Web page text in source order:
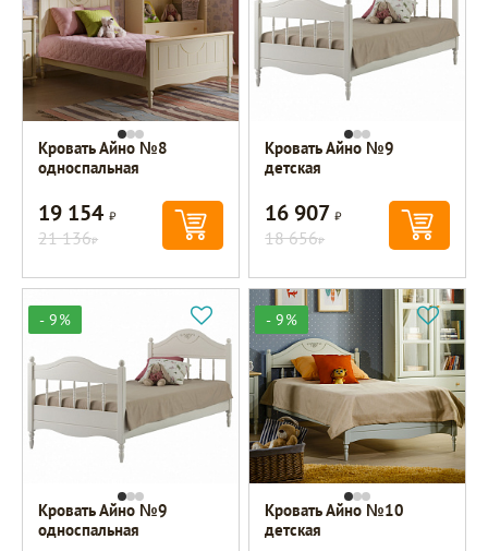
Кровать Айно №8
односпальная
19 154Р
21 136Р
Кровать Айно №9
детская
16 907Р
18 656Р
- 9%
Кровать Айно №9
односпальная
- 9%
Кровать Айно №10
детская